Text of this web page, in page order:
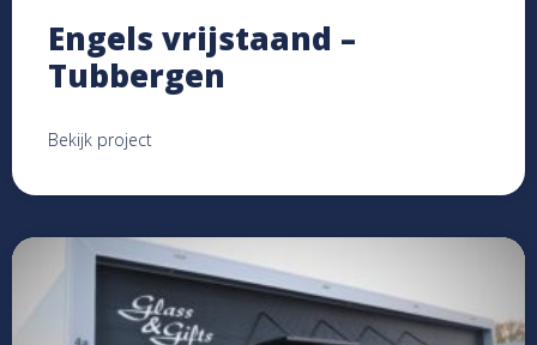
Engels vrijstaand –
Tubbergen
Bekijk project